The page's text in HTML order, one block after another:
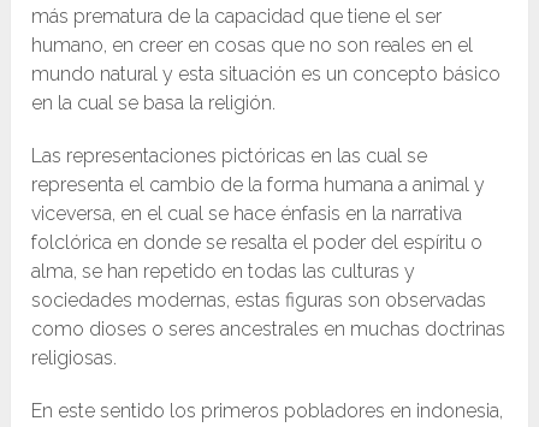
más prematura de la capacidad que tiene el ser
humano, en creer en cosas que no son reales en el
mundo natural y esta situación es un concepto básico
en la cual se basa la religión.
Las representaciones pictóricas en las cual se
representa el cambio de la forma humana a animal y
viceversa, en el cual se hace énfasis en la narrativa
folclórica en donde se resalta el poder del espíritu o
alma, se han repetido en todas las culturas y
sociedades modernas, estas figuras son observadas
como dioses o seres ancestrales en muchas doctrinas
religiosas.
En este sentido los primeros pobladores en indonesia,